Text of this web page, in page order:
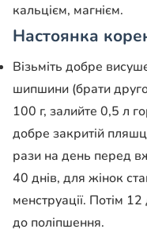
кальцієм, магнієм.
Настоянка
Візьміть добре
шипшини (брати
100 г, залийте 0,5 л
добре закритій
рази на день перед
40 днів, для жінок
менструації. Потім
до поліпшення.